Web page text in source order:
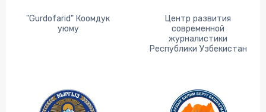
"Gurdofarid" Коомдук
уюму
Центр развития
современной
журналистики
Республики Узбекистан